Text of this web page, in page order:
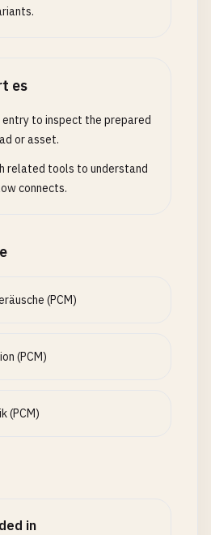
es
entry to inspect the prepared
or asset.
related tools to understand
connects.
(PCM)
(PCM)
(PCM)
in